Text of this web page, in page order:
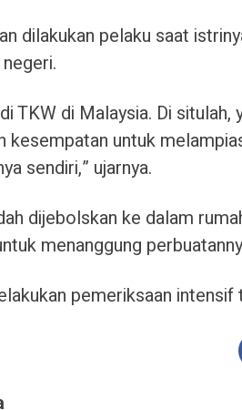
dilakukan pelaku saat
TKW di Malaysia. Di situlah,
kesempatan untuk
sendiri,” ujarnya.
dijebolskan ke dalam
menanggung
pemeriksaan intensif